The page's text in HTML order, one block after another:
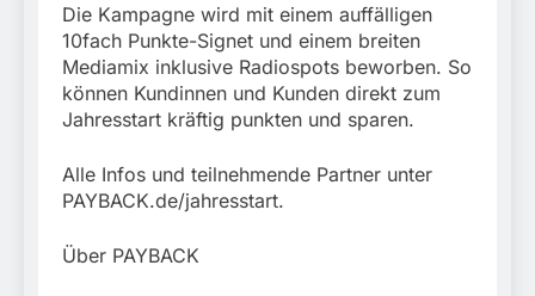
Die Kampagne wird mit einem auffälligen
10fach Punkte-Signet und einem breiten
Mediamix inklusive Radiospots beworben. So
können Kundinnen und Kunden direkt zum
Jahresstart kräftig punkten und sparen.
Alle Infos und teilnehmende Partner unter
PAYBACK.de/jahresstart.
Über PAYBACK